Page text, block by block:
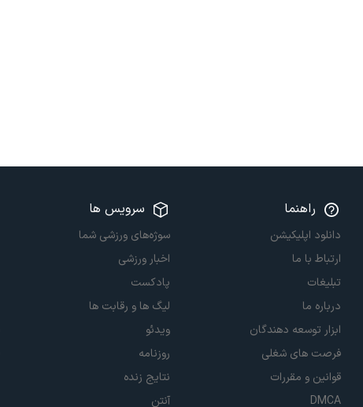
راهنما
دانلود اپلیکیشن
ارتباط با ما
تبلیغات
درباره ما
ابزار توسعه دهندگان
فرصت های شغلی
قوانین و مقررات
DMCA
سرویس ها
سوژه‌های ورزشی شما
اخبار ورزشی
پادکست
لیگ ها و رقابت ها
ویدئو
روزنامه
نتایج زنده
آنتن